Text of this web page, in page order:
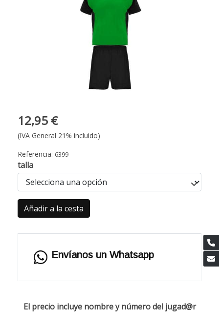
12,95 €
(IVA General 21% incluido)
Referencia: 6399
talla
Añadir a la cesta
Envíanos un Whatsapp
El precio incluye nombre y número del jugad@r